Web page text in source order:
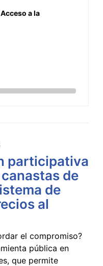
a la
participativa
de
de
al
el compromiso?
pública en
que permite